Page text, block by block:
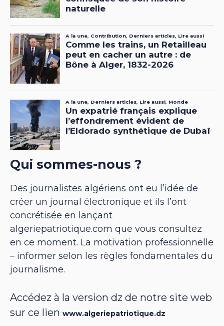
Qui sommes-nous ?
Des journalistes algériens ont eu l’idée de
créer un journal électronique et ils l’ont
concrétisée en lançant
algeriepatriotique.com que vous consultez
en ce moment. La motivation professionnelle
– informer selon les règles fondamentales du
journalisme.
Accédez à la version dz de notre site web
sur ce lien www.algeriepatriotique.dz